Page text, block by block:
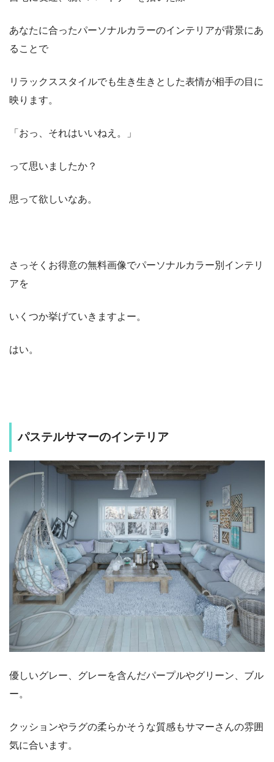
あなたに合ったパーソナルカラーのインテリアが背景にあ
ることで
リラックススタイルでも生き生きとした表情が相手の目に
映ります。
「おっ、それはいいねえ。」
って思いましたか？
思って欲しいなあ。
さっそくお得意の無料画像でパーソナルカラー別インテリ
アを
いくつか挙げていきますよー。
はい。
パステルサマーのインテリア
優しいグレー、グレーを含んだパープルやグリーン、ブル
ー。
クッションやラグの柔らかそうな質感もサマーさんの雰囲
気に合います。